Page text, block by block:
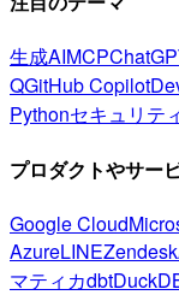
生成AIMCP
QGitHub Copilot
Pythonセキュリテ
プロダクトやサー
Google Cloud
AzureLINEZendesk
マティカdbt